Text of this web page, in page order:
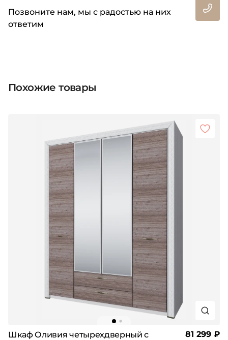
Позвоните нам, мы с радостью на них
ответим
Похожие товары
Шкаф Оливия четырехдверный с
81 299 ₽